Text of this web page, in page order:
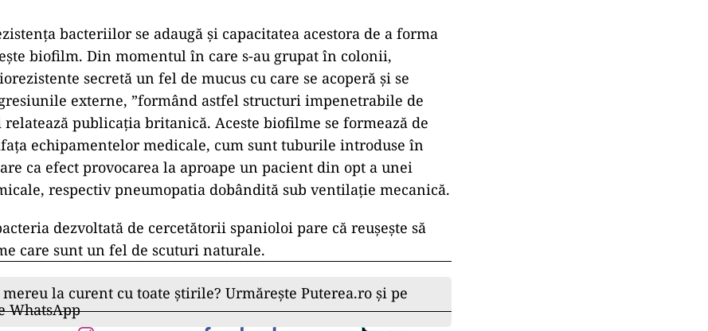
bacteriilor se adaugă și capacitatea acestora de a forma
biofilm. Din momentul în care s-au grupat în colonii,
secretă un fel de mucus cu care se acoperă și se
externe, ”formând astfel structuri impenetrabile de
publicația britanică. Aceste biofilme se formează de
echipamentelor medicale, cum sunt tuburile introduse în
ca efect provocarea la aproape un pacient din opt a unei
respectiv pneumopatia dobândită sub ventilație mecanică.
dezvoltată de cercetătorii spanioloi pare că reușește să
care sunt un fel de scuturi naturale.
la curent cu toate știrile? Urmărește Puterea.ro și pe
WhatsApp